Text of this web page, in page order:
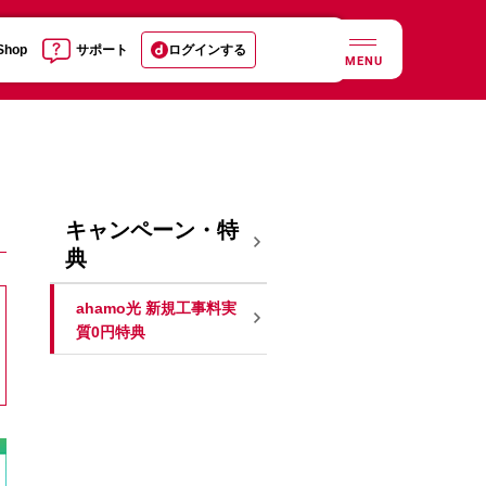
サポート ログインする
MENU
キャンペーン・特
典
ahamo光 新規工事料実
質0円特典